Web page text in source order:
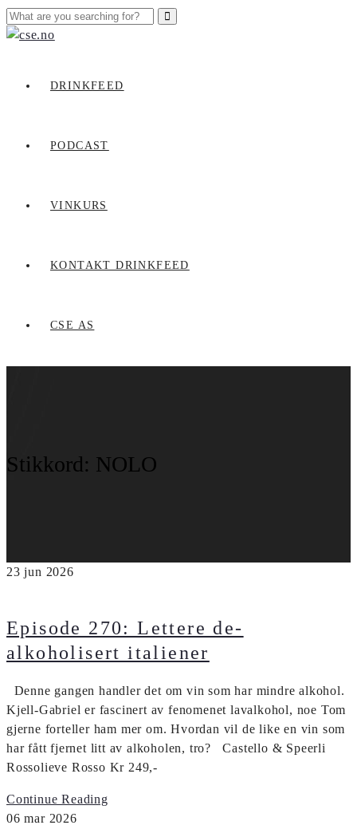
DRINKFEED
PODCAST
VINKURS
KONTAKT DRINKFEED
CSE AS
Stikkord: NOLO
23 jun 2026
Episode 270: Lettere de-
alkoholisert italiener
Denne gangen handler det om vin som har mindre alkohol.
Kjell-Gabriel er fascinert av fenomenet lavalkohol, noe Tom
gjerne forteller ham mer om. Hvordan vil de like en vin som
har fått fjernet litt av alkoholen, tro? Castello & Speerli
Rossolieve Rosso Kr 249,-
Continue Reading
06 mar 2026